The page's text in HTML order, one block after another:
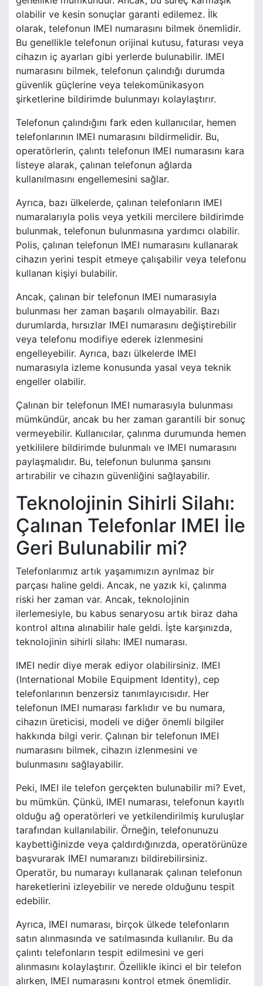
olabilir ve kesin sonuçlar garanti edilemez. İlk
olarak, telefonun IMEI numarasını bilmek önemlidir.
Bu genellikle telefonun orijinal kutusu, faturası veya
cihazın iç ayarları gibi yerlerde bulunabilir. IMEI
numarasını bilmek, telefonun çalındığı durumda
güvenlik güçlerine veya telekomünikasyon
şirketlerine bildirimde bulunmayı kolaylaştırır.
Telefonun çalındığını fark eden kullanıcılar, hemen
telefonlarının IMEI numarasını bildirmelidir. Bu,
operatörlerin, çalıntı telefonun IMEI numarasını kara
listeye alarak, çalınan telefonun ağlarda
kullanılmasını engellemesini sağlar.
Ayrıca, bazı ülkelerde, çalınan telefonların IMEI
numaralarıyla polis veya yetkili mercilere bildirimde
bulunmak, telefonun bulunmasına yardımcı olabilir.
Polis, çalınan telefonun IMEI numarasını kullanarak
cihazın yerini tespit etmeye çalışabilir veya telefonu
kullanan kişiyi bulabilir.
Ancak, çalınan bir telefonun IMEI numarasıyla
bulunması her zaman başarılı olmayabilir. Bazı
durumlarda, hırsızlar IMEI numarasını değiştirebilir
veya telefonu modifiye ederek izlenmesini
engelleyebilir. Ayrıca, bazı ülkelerde IMEI
numarasıyla izleme konusunda yasal veya teknik
engeller olabilir.
Çalınan bir telefonun IMEI numarasıyla bulunması
mümkündür, ancak bu her zaman garantili bir sonuç
vermeyebilir. Kullanıcılar, çalınma durumunda hemen
yetkililere bildirimde bulunmalı ve IMEI numarasını
paylaşmalıdır. Bu, telefonun bulunma şansını
artırabilir ve cihazın güvenliğini sağlayabilir.
Teknolojinin Sihirli Silahı:
Çalınan Telefonlar IMEI İle
Geri Bulunabilir mi?
Telefonlarımız artık yaşamımızın ayrılmaz bir
parçası haline geldi. Ancak, ne yazık ki, çalınma
riski her zaman var. Ancak, teknolojinin
ilerlemesiyle, bu kabus senaryosu artık biraz daha
kontrol altına alınabilir hale geldi. İşte karşınızda,
teknolojinin sihirli silahı: IMEI numarası.
IMEI nedir diye merak ediyor olabilirsiniz. IMEI
(International Mobile Equipment Identity), cep
telefonlarının benzersiz tanımlayıcısıdır. Her
telefonun IMEI numarası farklıdır ve bu numara,
cihazın üreticisi, modeli ve diğer önemli bilgiler
hakkında bilgi verir. Çalınan bir telefonun IMEI
numarasını bilmek, cihazın izlenmesini ve
bulunmasını sağlayabilir.
Peki, IMEI ile telefon gerçekten bulunabilir mi? Evet,
bu mümkün. Çünkü, IMEI numarası, telefonun kayıtlı
olduğu ağ operatörleri ve yetkilendirilmiş kuruluşlar
tarafından kullanılabilir. Örneğin, telefonunuzu
kaybettiğinizde veya çaldırdığınızda, operatörünüze
başvurarak IMEI numaranızı bildirebilirsiniz.
Operatör, bu numarayı kullanarak çalınan telefonun
hareketlerini izleyebilir ve nerede olduğunu tespit
edebilir.
Ayrıca, IMEI numarası, birçok ülkede telefonların
satın alınmasında ve satılmasında kullanılır. Bu da
çalıntı telefonların tespit edilmesini ve geri
alınmasını kolaylaştırır. Özellikle ikinci el bir telefon
alırken, IMEI numarasını kontrol etmek önemlidir.